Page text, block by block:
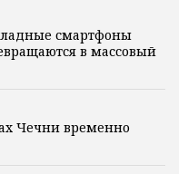
смартфоны
в массовый
Чечни временно